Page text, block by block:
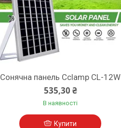
Сонячна панель Cclamp CL-12W
535,30 ₴
В наявності
Купити